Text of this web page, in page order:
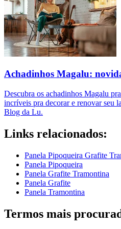
Achadinhos Magalu:
Descubra os achadinhos Magalu
incríveis pra decorar e renovar seu
Blog da Lu.
Links relacionados:
Panela Pipoqueira Grafite
Panela Pipoqueira
Panela Grafite Tramontina
Panela Grafite
Panela Tramontina
Termos mais